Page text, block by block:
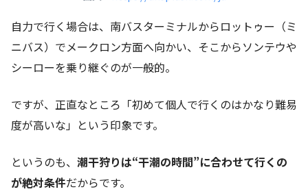
自力で行く場合は、南バスターミナルからロットゥー（ミ
ニバス）でメークロン方面へ向かい、そこからソンテウや
シーローを乗り継ぐのが一般的。
ですが、正直なところ「初めて個人で行くのはかなり難易
度が高いな」という印象です。
というのも、 潮干狩りは“干潮の時間”に合わせて行くの
が絶対条件だからです。